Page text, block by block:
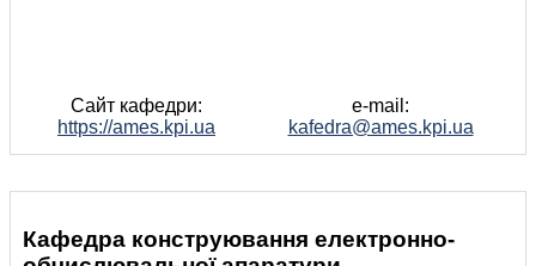
Сайт кафедри:
https://ames.kpi.ua
e-mail:
kafedra@ames.kpi.ua
Кафедра конструювання електронно-